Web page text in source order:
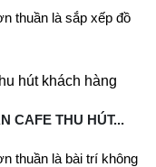
thuần là sắp xếp đồ
CAFE THU HÚT...
thuần là bài trí không